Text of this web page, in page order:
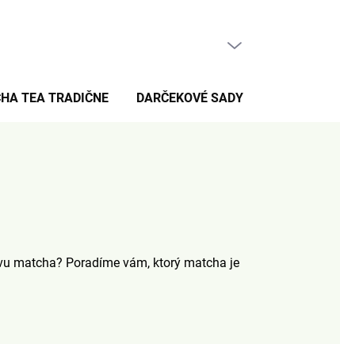
TEA TRADIČNE DARČEKOVÉ SADY
matcha? Poradíme vám, ktorý matcha je